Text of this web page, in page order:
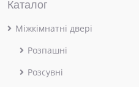
Каталог
Міжкімнатні двері
Розпашні
Розсувні